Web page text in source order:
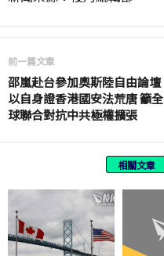
前一篇文章
邵嵐赴台參加奧斯陸自由論壇
以自身證香港國安法荒唐 籲全
球聯合對抗中共極權擴張
相關文章